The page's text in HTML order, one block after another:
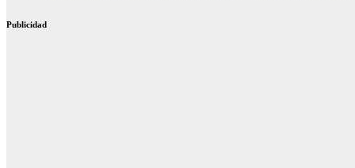
Publicidad